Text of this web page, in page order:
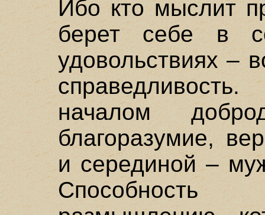
Ибо кто мыслит
берет себе в
удовольствиях –
началом
благоразумие,
и серединой –